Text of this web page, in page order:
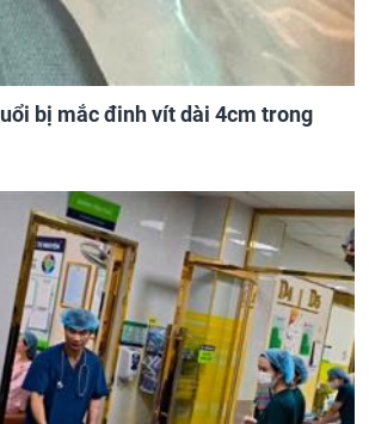
bị mắc đinh vít dài 4cm trong